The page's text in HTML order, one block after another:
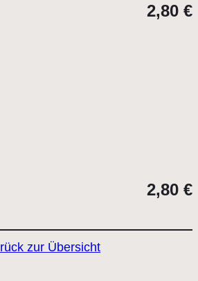
2,80 €
2,80 €
zur Übersicht